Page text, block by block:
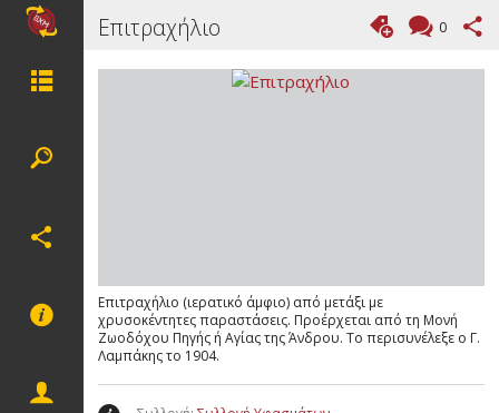
Επιτραχήλιο 0
Επιτραχήλιο (ιερατικό άμφιο) από μετάξι με
χρυσοκέντητες παραστάσεις. Προέρχεται από τη Μονή
Ζωοδόχου Πηγής ή Αγίας της Άνδρου. Το περισυνέλεξε ο Γ.
Λαμπάκης το 1904.